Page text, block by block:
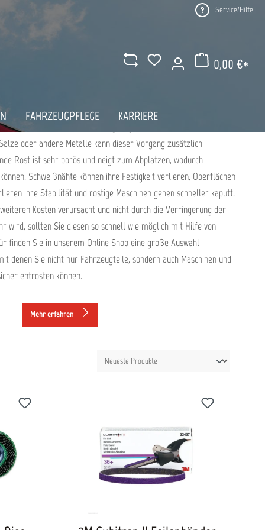
Service/Hilfe
0,00 €*
Warenkorb enthält 0
FAHRZEUGPFLEGE KARRIERE
ONLINE KAUFEN BEI
oder Wasser in Berührung, beginnen diese zu oxidieren
oder andere Metalle kann dieser Vorgang zusätzlich
Rost ist sehr porös und neigt zum Abplatzen, wodurch
Schweißnähte können ihre Festigkeit verlieren, Oberflächen
ihre Stabilität und rostige Maschinen gehen schneller kaputt.
Kosten verursacht und nicht durch die Verringerung der
wird, sollten Sie diesen so schnell wie möglich mit Hilfe von
finden Sie in unserem Online Shop eine große Auswahl
denen Sie nicht nur Fahrzeugteile, sondern auch Maschinen und
entrosten können.
Mehr erfahren